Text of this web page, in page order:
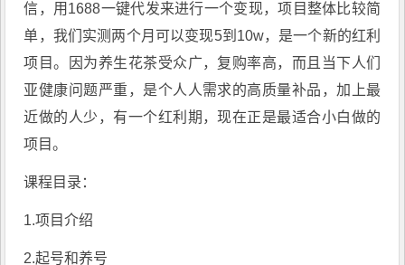
信，用1688一键代发来进行一个变现，项目整体比较简
单，我们实测两个月可以变现5到10w，是一个新的红利
项目。因为养生花茶受众广，复购率高，而且当下人们
亚健康问题严重，是个人人需求的高质量补品，加上最
近做的人少，有一个红利期，现在正是最适合小白做的
项目。
课程目录：
1.项目介绍
2.起号和养号